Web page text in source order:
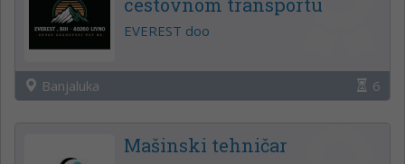
EVEREST doo
Banjaluka 6
Mašinski tehničar